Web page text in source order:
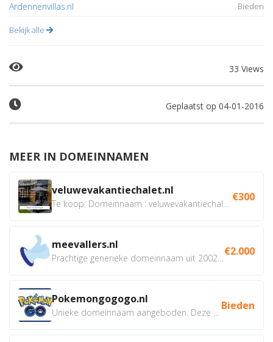
Ardennenvillas.nl
Bieden
Bekijk alle
33 Views
Geplaatst op 04-01-2016
MEER IN DOMEINNAMEN
veluwevakantiechalet.nl €300
meevallers.nl €2.000
Pokemongogogo.nl Bieden